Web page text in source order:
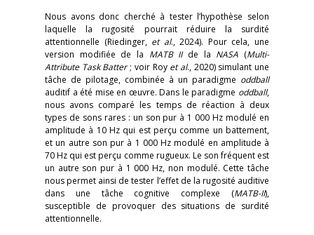
Nous avons donc cherché à tester l’hypothèse selon
laquelle la rugosité pourrait réduire la surdité
attentionnelle (Riedinger, et al., 2024). Pour cela, une
version modifiée de la MATB II de la NASA (Multi-
Attribute Task Batter; voir Roy et al., 2020) simulant une
tâche de pilotage, combinée à un paradigme oddball
auditif a été mise en œuvre. Dans le paradigme oddball,
nous avons comparé les temps de réaction à deux
types de sons rares : un son pur à 1 000 Hz modulé en
amplitude à 10 Hz qui est perçu comme un battement,
et un autre son pur à 1 000 Hz modulé en amplitude à
70 Hz qui est perçu comme rugueux. Le son fréquent est
un autre son pur à 1 000 Hz, non modulé. Cette tâche
nous permet ainsi de tester l’effet de la rugosité auditive
dans une tâche cognitive complexe (MATB-II),
susceptible de provoquer des situations de surdité
attentionnelle.